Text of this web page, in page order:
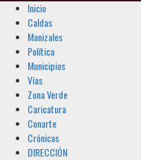
Menú
principal
Inicio
Caldas
Manizales
Política
Municipios
Vías
Zona Verde
Caricatura
Conarte
Crónicas
DIRECCIÓN